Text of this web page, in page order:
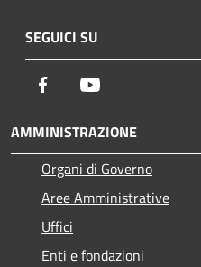
SEGUICI SU
Facebook
AMMINISTRAZIONE
Organi di Governo
Aree Amministrative
Uffici
Enti e fondazioni